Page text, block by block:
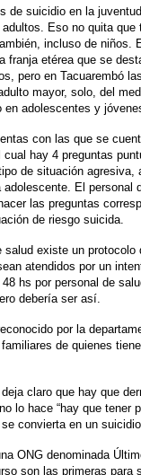
de suicidio en la
Eso no quita que
incluso de niños.
franja etérea que se
pero en Tacuarembó
mayor, solo, del
adolescentes y
con las que se
hay 4 preguntas
de situación agresiva,
El personal
las preguntas
de riesgo suicida.
existe un protocolo
atendidos por un
hs por personal de
debería ser así.
por la
de quienes
claro que hay que
lo hace “hay que tener
convierta en un suicidio.
ONG denominada
son las primeras para